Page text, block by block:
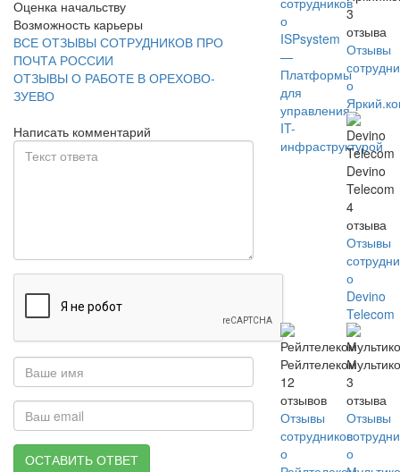
Оценка начальству
Возможность карьеры
ВСЕ ОТЗЫВЫ СОТРУДНИКОВ ПРО
ПОЧТА РОССИИ
ОТЗЫВЫ О РАБОТЕ В ОРЕХОВО-
ЗУЕВО
Написать комментарий
ОСТАВИТЬ ОТВЕТ
о
ISPsystem
—
Платформы
для
управления
IT-
инфраструктурой
3
отзыва
Отзывы
о
Devino
Telecom
4
отзыва
Отзывы
о
Devino
Telecom
Рейлтелеком
12
отзывов
Отзывы
сотрудников
о
3
отзыва
Отзывы
о